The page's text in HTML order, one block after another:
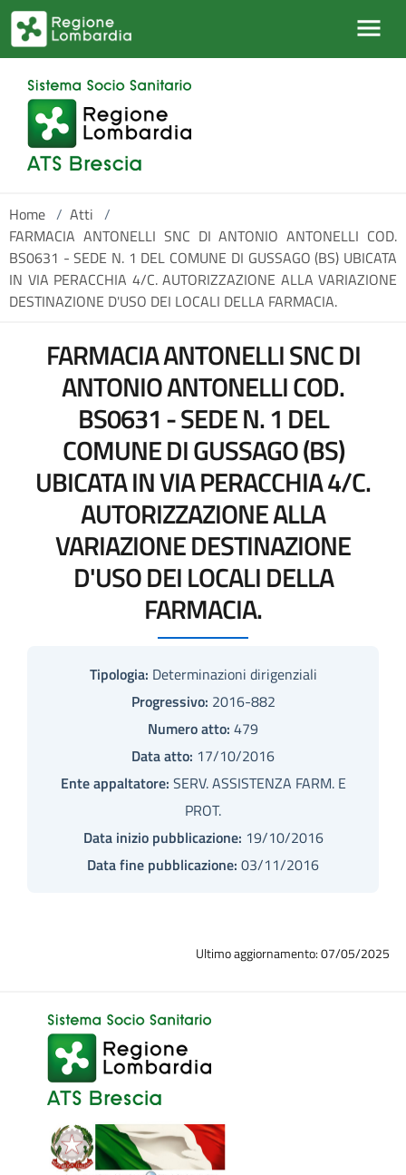
Salta al contenuto principale
Home / Atti /
FARMACIA ANTONELLI SNC DI ANTONIO ANTONELLI COD.
BS0631 - SEDE N. 1 DEL COMUNE DI GUSSAGO (BS) UBICATA
IN VIA PERACCHIA 4/C. AUTORIZZAZIONE ALLA VARIAZIONE
DESTINAZIONE D'USO DEI LOCALI DELLA FARMACIA.
FARMACIA ANTONELLI SNC DI
ANTONIO ANTONELLI COD.
BS0631 - SEDE N. 1 DEL
COMUNE DI GUSSAGO (BS)
UBICATA IN VIA PERACCHIA 4/C.
AUTORIZZAZIONE ALLA
VARIAZIONE DESTINAZIONE
D'USO DEI LOCALI DELLA
FARMACIA.
Tipologia: Determinazioni dirigenziali
Progressivo: 2016-882
Numero atto: 479
Data atto: 17/10/2016
Ente appaltatore: SERV. ASSISTENZA FARM. E
PROT.
Data inizio pubblicazione: 19/10/2016
Data fine pubblicazione: 03/11/2016
Ultimo aggiornamento: 07/05/2025